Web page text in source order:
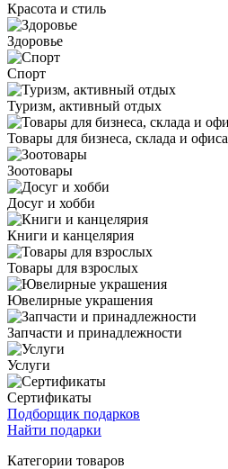
Красота и стиль
Здоровье
Спорт
Туризм, активный отдых
Товары для бизнеса, склада и офиса
Зоотовары
Досуг и хобби
Книги и канцелярия
Товары для взрослых
Ювелирные украшения
Запчасти и принадлежности
Услуги
Сертификаты
Подборщик подарков
Найти подарки
Категории товаров